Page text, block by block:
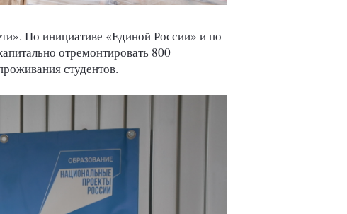
По инициативе «Единой России» и по
отремонтировать 800
студентов.